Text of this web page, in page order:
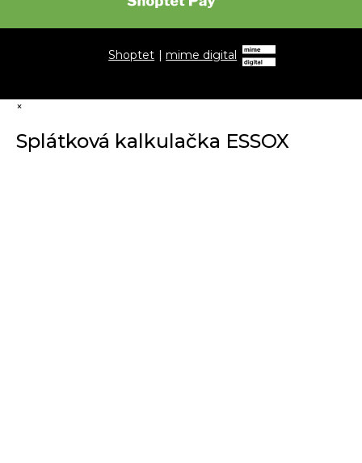
Shoptet |mime digital
×
Splátková kalkulačka ESSOX